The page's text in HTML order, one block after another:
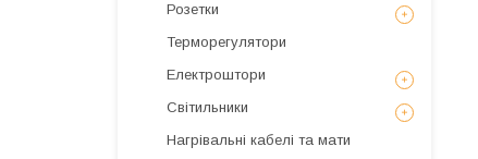
Розетки
Терморегулятори
Електроштори
Світильники
Нагрівальні кабелі та мати